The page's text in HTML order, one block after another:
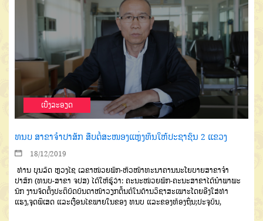
ເບີ່ງລະອຽດ
ທນບ ສາຂາຈຳປາສັກ ສືບຕໍ່ສະໜອງແຫຼ່ງທຶນໃຫ້ປະຊາຊົນ 2 ແຂວງ
18/12/2019
ທ່ານ ບຸນລັດ ຫຼວງໄຊ ເລຂາໜ່ວຍພັກ-ຫົວໜ້າທະນາຄານນະໂຍບາຍສາຂາຈຳ
ປາສັກ (ທນບ-ສາຂາ ຈປສ) ໄດ້ໃຫ້ຮູ້ວ່າ: ຄະນະໜ່ວຍພັກ-ຄະນະສາຂາໄດ້ນໍາພາພະ
ນັກ ງານຈັດຕັ້ງປະຕິບັດບັນດາໜ້າວຽກຕົ້ນຕໍໃນດ້ານວິຊາສະເພາະໂດຍອີງໃສ່ທ່າ
ແຮງ,ຈຸດພິເສດ ແລະເງື່ອນໄຂພາຍໃນຂອງ ທນບ ແລະຂອງທ້ອງຖິ່ນ;ປະຈຸບັນ,